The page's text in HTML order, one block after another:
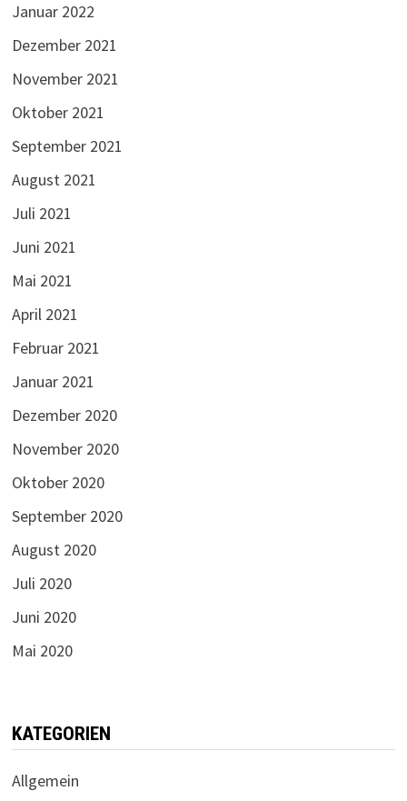
Januar 2022
Dezember 2021
November 2021
Oktober 2021
September 2021
August 2021
Juli 2021
Juni 2021
Mai 2021
April 2021
Februar 2021
Januar 2021
Dezember 2020
November 2020
Oktober 2020
September 2020
August 2020
Juli 2020
Juni 2020
Mai 2020
KATEGORIEN
Allgemein